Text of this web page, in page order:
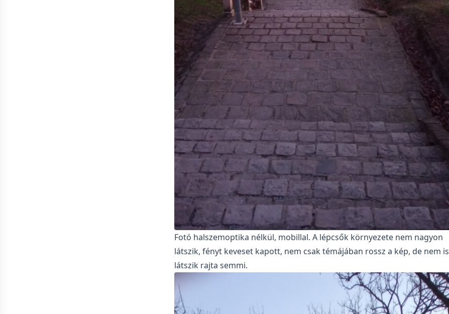
Fotó halszemoptika nélkül, mobillal. A lépcsők környezete nem nagyon
látszik, fényt keveset kapott, nem csak témájában rossz a kép, de nem is
látszik rajta semmi.